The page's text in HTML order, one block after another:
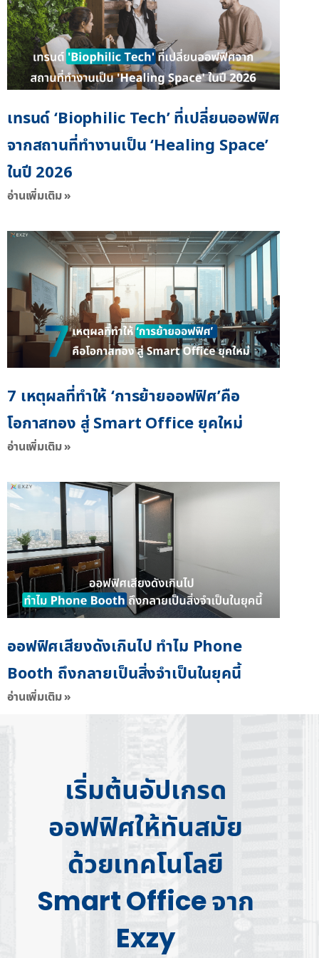
เทรนด์ ‘Biophilic Tech’ ที่เปลี่ยนออฟฟิศ
จากสถานที่ทำงานเป็น ‘Healing Space’
ในปี 2026
อ่านเพิ่มเติม »
7 เหตุผลที่ทำให้ ‘การย้ายออฟฟิศ’คือ
โอกาสทอง สู่ Smart Office ยุคใหม่
อ่านเพิ่มเติม »
ออฟฟิศเสียงดังเกินไป ทำไม Phone
Booth ถึงกลายเป็นสิ่งจำเป็นในยุคนี้
อ่านเพิ่มเติม »
เริ่มต้นอัปเกรด
ออฟฟิศให้ทันสมัย
ด้วยเทคโนโลยี
Smart Office จาก
Exzy